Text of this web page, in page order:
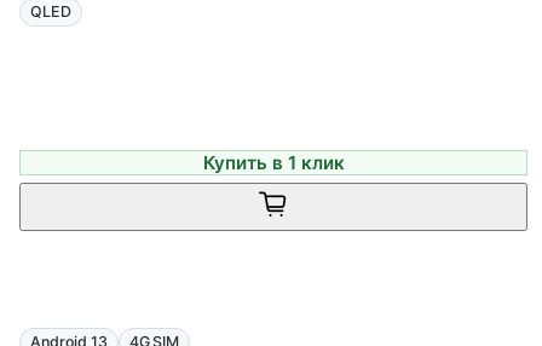
QLED
Купить в 1 клик
Android 13 4G SIM